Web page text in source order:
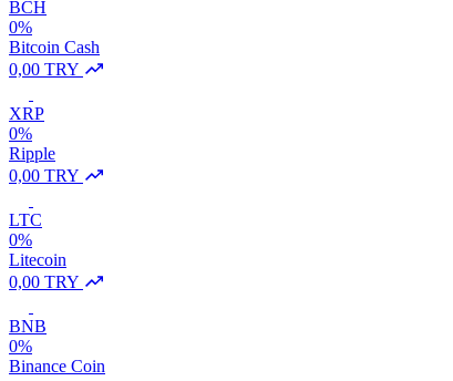
BCH
0%
Bitcoin Cash
0,00 TRY
XRP
0%
Ripple
0,00 TRY
LTC
0%
Litecoin
0,00 TRY
BNB
0%
Binance Coin